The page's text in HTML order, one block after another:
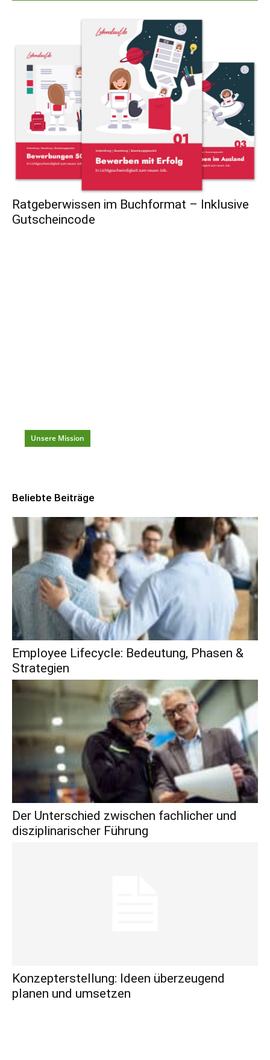
Ratgeberwissen im Buchformat – Inklusive
Gutscheincode
Unsere Mission
Beliebte Beiträge
Employee Lifecycle: Bedeutung, Phasen &
Strategien
Der Unterschied zwischen fachlicher und
disziplinarischer Führung
Konzepterstellung: Ideen überzeugend
planen und umsetzen